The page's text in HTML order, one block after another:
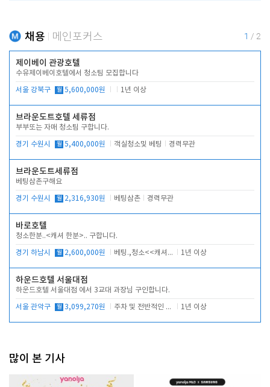
채용 메인포커스 1 / 2
제이베이 관광호텔
수유제이베이호텔에서 청소팀 모집합니다
서울 강북구 월 5,600,000원 1년 이상
브라운도트호텔 세류점
부부또는 자매 청소팀 구합니다.
경기 수원시 월 5,400,000원 객실청소및 베팅 경력무관
브라운도트세류점
베팅삼촌구해요
경기 수원시 월 2,316,930원 베팅삼촌 경력무관
바로호텔
청소한분..<캐셔 한분>.. 구합니다.
경기 하남시 월 2,600,000원 베팅.,청소<<캐셔 모셔봅니다. 1년 이상
하운드호텔 서울대점
하운드호텔 서울대점 에서 3교대 과장님 구인합니다.
서울 관악구 월 3,099,270원 주차 및 전반적인 당번업무 1년 이상
많이 본 기사